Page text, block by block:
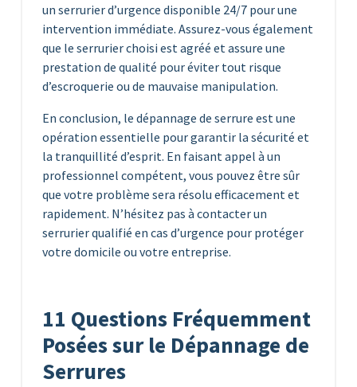
un serrurier d’urgence disponible 24/7 pour une
intervention immédiate. Assurez-vous également
que le serrurier choisi est agréé et assure une
prestation de qualité pour éviter tout risque
d’escroquerie ou de mauvaise manipulation.
En conclusion, le dépannage de serrure est une
opération essentielle pour garantir la sécurité et
la tranquillité d’esprit. En faisant appel à un
professionnel compétent, vous pouvez être sûr
que votre problème sera résolu efficacement et
rapidement. N’hésitez pas à contacter un
serrurier qualifié en cas d’urgence pour protéger
votre domicile ou votre entreprise.
11 Questions Fréquemment
Posées sur le Dépannage de
Serrures